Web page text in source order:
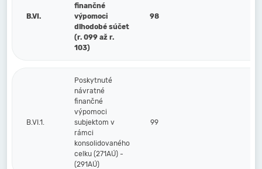
B.VI.
finančné
výpomoci
dlhodobé súčet
(r. 099 až r.
103)
98
B.VI.1.
Poskytnuté
návratné
finančné
výpomoci
subjektom v
rámci
konsolidovaného
celku (271AÚ) -
(291AÚ)
99